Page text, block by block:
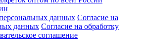
данных Согласие на
данных Согласие на обработку
соглашение